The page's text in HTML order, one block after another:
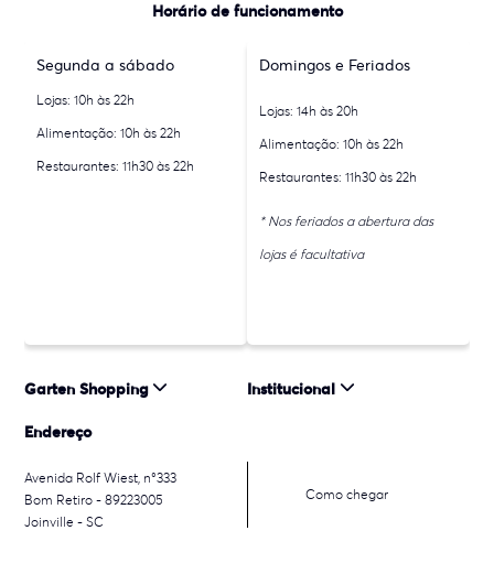
Horário de funcionamento
Segunda a sábado
Lojas: 10h às 22h
Alimentação: 10h às 22h
Restaurantes: 11h30 às 22h
Domingos e Feriados
Lojas: 14h às 20h
Alimentação: 10h às 22h
Restaurantes: 11h30 às 22h
* Nos feriados a abertura das
lojas é facultativa
Garten Shopping Institucional
Endereço
Avenida Rolf Wiest, n°333
Bom Retiro - 89223005
Joinville - SC
Como chegar